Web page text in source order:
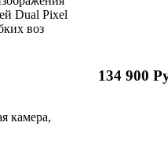
Dual Pixel
воз
134 900
камера,